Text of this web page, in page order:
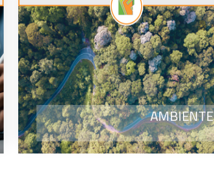
AMBIENTE